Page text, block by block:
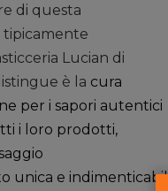
di questa
tipicamente
Lucian di
è la cura
per i sapori autentici
i loro prodotti,
unica e